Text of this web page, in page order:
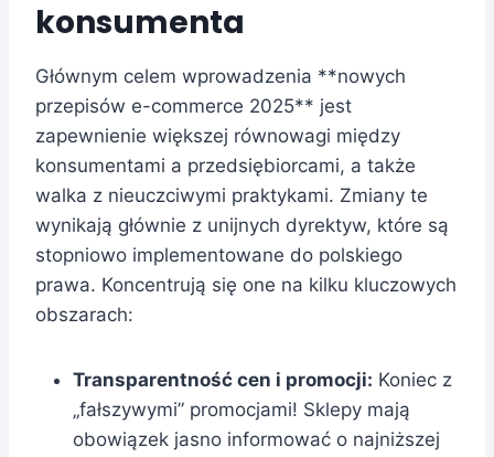
konsumenta
Głównym celem wprowadzenia **nowych
przepisów e-commerce 2025** jest
zapewnienie większej równowagi między
konsumentami a przedsiębiorcami, a także
walka z nieuczciwymi praktykami. Zmiany te
wynikają głównie z unijnych dyrektyw, które są
stopniowo implementowane do polskiego
prawa. Koncentrują się one na kilku kluczowych
obszarach:
Transparentność cen i promocji: Koniec z
„fałszywymi” promocjami! Sklepy mają
obowiązek jasno informować o najniższej